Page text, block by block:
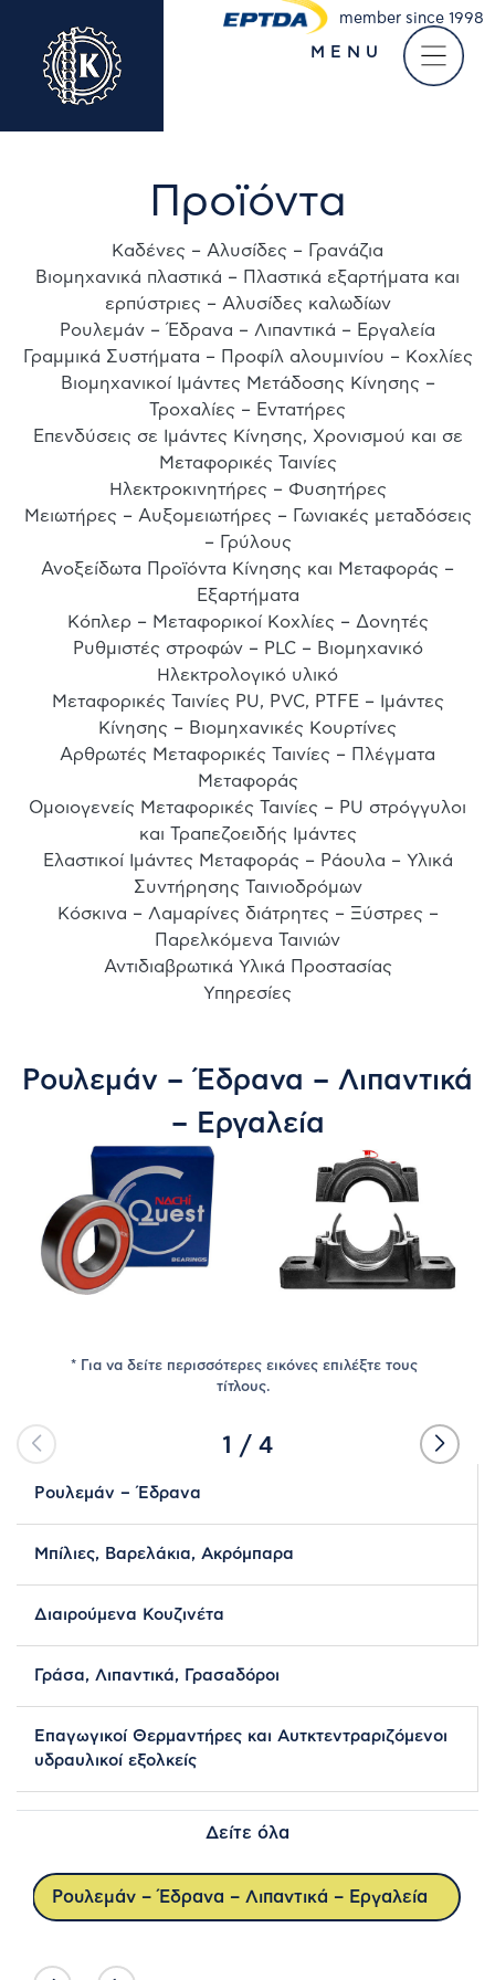
Take a virtual tour of
ΠΡΟΪΌΝΤΑ
ΠΡΟΜΗΘΕΥΤΈΣ
ΚΑΤΑΣΤΉΜΑΤΑ
ΕΠΙΚΟΙΝΩΝΊΑ
MENU
member since 1998
Προϊόντα
Καδένες – Αλυσίδες – Γρανάζια
Βιομηχανικά πλαστικά – Πλαστικά εξαρτήματα και
ερπύστριες – Αλυσίδες καλωδίων
Ρουλεμάν – Έδρανα – Λιπαντικά – Εργαλεία
Γραμμικά Συστήματα – Προφίλ αλουμινίου – Κοχλίες
Βιομηχανικοί Ιμάντες Μετάδοσης Κίνησης –
Τροχαλίες – Εντατήρες
Επενδύσεις σε Ιμάντες Κίνησης, Χρονισμού και σε
Μεταφορικές Ταινίες
Ηλεκτροκινητήρες – Φυσητήρες
Μειωτήρες – Αυξομειωτήρες – Γωνιακές μεταδόσεις
– Γρύλους
Ανοξείδωτα Προϊόντα Κίνησης και Μεταφοράς –
Εξαρτήματα
Κόπλερ – Μεταφορικοί Κοχλίες – Δονητές
Ρυθμιστές στροφών – PLC – Βιομηχανικό
Ηλεκτρολογικό υλικό
Μεταφορικές Ταινίες PU, PVC, PTFE – Ιμάντες
Κίνησης – Βιομηχανικές Κουρτίνες
Αρθρωτές Μεταφορικές Ταινίες – Πλέγματα
Μεταφοράς
Ομοιογενείς Μεταφορικές Ταινίες – PU στρόγγυλοι
και Τραπεζοειδής Ιμάντες
Ελαστικοί Ιμάντες Μεταφοράς – Ράουλα – Υλικά
Συντήρησης Ταινιοδρόμων
Κόσκινα – Λαμαρίνες διάτρητες – Ξύστρες –
Παρελκόμενα Ταινιών
Αντιδιαβρωτικά Υλικά Προστασίας
Υπηρεσίες
Ρουλεμάν – Έδρανα – Λιπαντικά
– Εργαλεία
1 / 4
* Για να δείτε περισσότερες εικόνες επιλέξτε τους
τίτλους.
Ρουλεμάν – Έδρανα
Μπίλιες, Βαρελάκια, Ακρόμπαρα
Διαιρούμενα Κουζινέτα
Γράσα, Λιπαντικά, Γρασαδόροι
Επαγωγικοί Θερμαντήρες και Αυτκτεντραριζόμενοι
υδραυλικοί εξολκείς
Δείτε όλα
Ρουλεμάν – Έδρανα – Λιπαντικά – Εργαλεία